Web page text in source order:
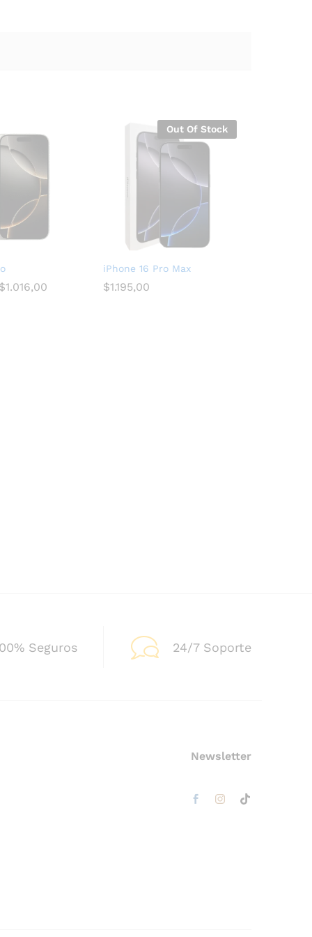
$1.016,00
Out Of Stock
iPhone 16 Pro Max
$1.195,00
Seguros 24/7 Soporte
Newsletter